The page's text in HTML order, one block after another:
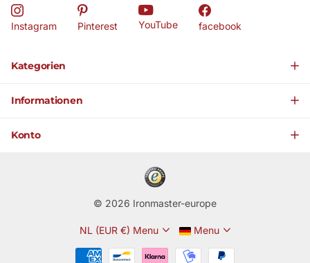
Kategorien
Informationen
Konto
Instagram Pinterest YouTube facebook
© 2026 Ironmaster-europe
NL (EUR €) Menu Menu